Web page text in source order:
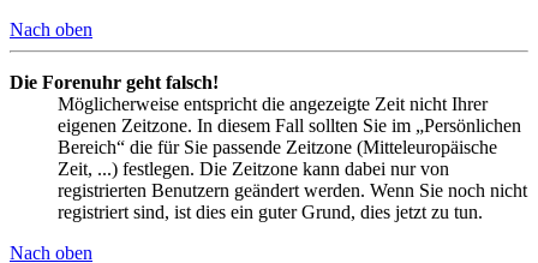
Nach oben
Die Forenuhr geht falsch!
Möglicherweise entspricht die angezeigte Zeit nicht Ihrer
eigenen Zeitzone. In diesem Fall sollten Sie im „Persönlichen
Bereich“ die für Sie passende Zeitzone (Mitteleuropäische
Zeit, ...) festlegen. Die Zeitzone kann dabei nur von
registrierten Benutzern geändert werden. Wenn Sie noch nicht
registriert sind, ist dies ein guter Grund, dies jetzt zu tun.
Nach oben